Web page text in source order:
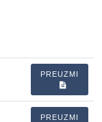
PREUZMI
PREUZMI